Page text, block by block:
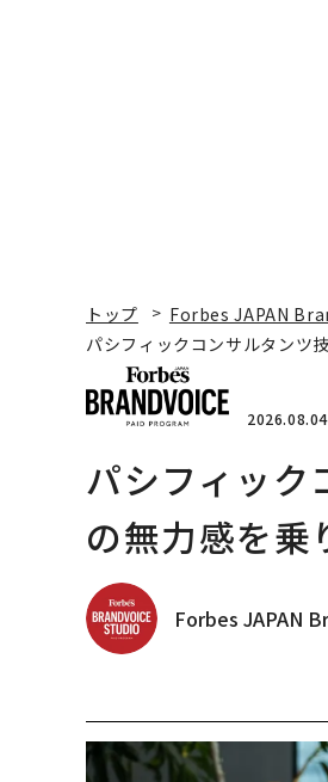
トップ Forbes JAPAN
パシフィックコンサルタンツ
パシフィッ
の無力感を乗
Forbes JAPAN